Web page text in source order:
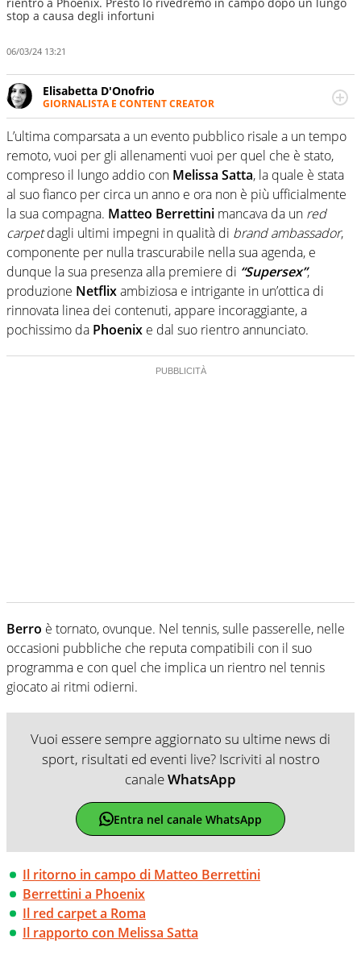
stop a causa degli infortuni
06/03/24 13:21
Elisabetta D'Onofrio
GIORNALISTA E CONTENT CREATOR
Giornalista professionista dal 2007, scrive per curiosità
personale e necessità: soprattutto di calcio, di sport e dei
suoi protagonisti, concedendosi innocenti evasioni
nell'ambito della creazione di format. Un tempo ala
destra, oggi si sente a suo agio nel ruolo di libero. Cura
una classifica riservata dei migliori 5 calciatori di sempre.
L’ultima comparsata a un evento pubblico risale a un tempo
remoto, vuoi per gli allenamenti vuoi per quel che è stato,
compreso il lungo addio con Melissa Satta, la quale è stata
al suo fianco per circa un anno e ora non è più ufficialmente
la sua compagna. Matteo Berrettini mancava da un red
carpetdagli ultimi impegni in qualità di brand ambassador,
componente per nulla trascurabile nella sua agenda, e
dunque la sua presenza alla premiere di “Supersex”,
produzione Netflixambiziosa e intrigante in un’ottica di
rinnovata linea dei contenuti, appare incoraggiante, a
pochissimo da Phoenix e dal suo rientro annunciato.
Berro è tornato, ovunque. Nel tennis, sulle passerelle, nelle
occasioni pubbliche che reputa compatibili con il suo
programma e con quel che implica un rientro nel tennis
giocato ai ritmi odierni.
Vuoi essere sempre aggiornato su ultime news di
sport, risultati ed eventi live? Iscriviti al nostro
canaleWhatsApp
Entra nel canale WhatsApp
Il ritorno in campo di Matteo Berrettini
Berrettini a Phoenix
Il red carpet a Roma
Il rapporto con Melissa Satta